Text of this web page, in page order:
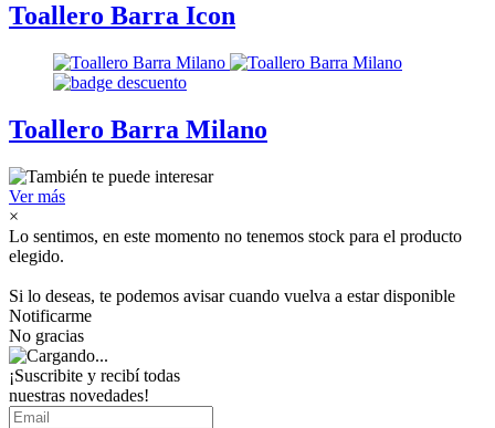
Toallero Barra Icon
Toallero Barra Milano
Ver más
×
Lo sentimos, en este momento no tenemos stock para el producto
elegido.
Si lo deseas, te podemos avisar cuando vuelva a estar disponible
Notificarme
No gracias
¡Suscribite y recibí todas
nuestras novedades!